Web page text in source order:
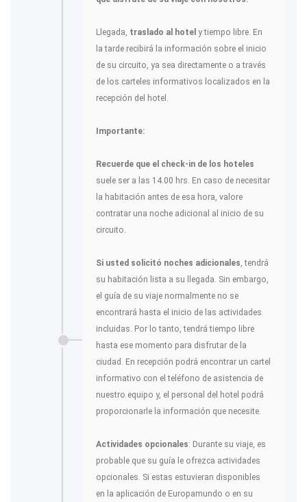
Llegada, traslado al hotel y tiempo libre. En
la tarde recibirá la información sobre el inicio
de su circuito, ya sea directamente o a través
de los carteles informativos localizados en la
recepción del hotel.
Importante:
Recuerde que el check-in de los hoteles
suele ser a las 14.00 hrs. En caso de necesitar
la habitación antes de esa hora, valore
contratar una noche adicional al inicio de su
circuito.
Si usted solicitó noches adicionales, tendrá
su habitación lista a su llegada. Sin embargo,
el guía de su viaje normalmente no se
encontrará hasta el inicio de las actividades
incluidas. Por lo tanto, tendrá tiempo libre
hasta ese momento para disfrutar de la
ciudad. En recepción podrá encontrar un cartel
informativo con el teléfono de asistencia de
nuestro equipo y, el personal del hotel podrá
proporcionarle la información que necesite.
Actividades opcionales: Durante su viaje, es
probable que su guía le ofrezca actividades
opcionales. Si estas estuvieran disponibles
en la aplicación de Europamundo o en su